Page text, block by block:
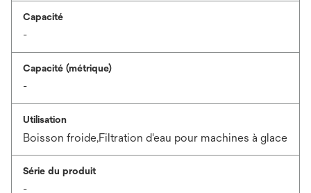
Capacité
-
Capacité (métrique)
-
Utilisation
Boisson froide,Filtration d'eau pour machines à glace
Série du produit
-